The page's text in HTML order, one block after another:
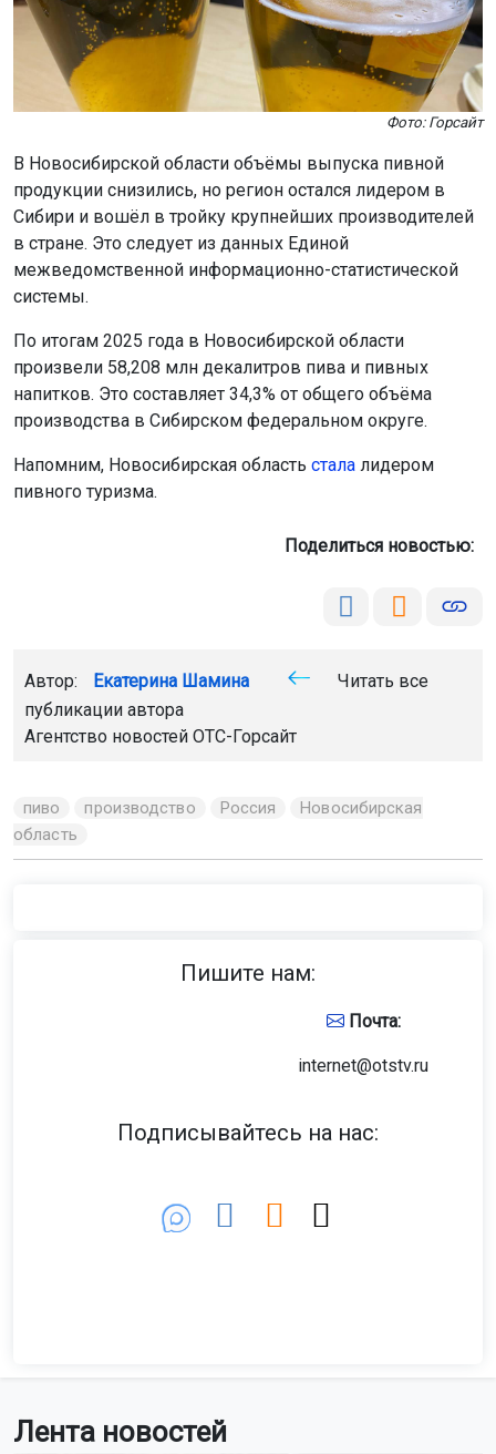
Лента новостей
Фото: Горсайт
В Новосибирской области объёмы выпуска пивной
продукции снизились, но регион остался лидером в
Сибири и вошёл в тройку крупнейших производителей
в стране. Это следует из данных Единой
межведомственной информационно-статистической
системы.
По итогам 2025 года в Новосибирской области
произвели 58,208 млн декалитров пива и пивных
напитков. Это составляет 34,3% от общего объёма
производства в Сибирском федеральном округе.
Напомним, Новосибирская область стала лидером
пивного туризма.
Поделиться новостью:
Автор: Екатерина Шамина
Читать все
публикации автора
Агентство новостей ОТС-Горсайт
пиво производство Россия
Новосибирская
область
Пишите нам:
Почта:
internet@otstv.ru
Подписывайтесь на нас: